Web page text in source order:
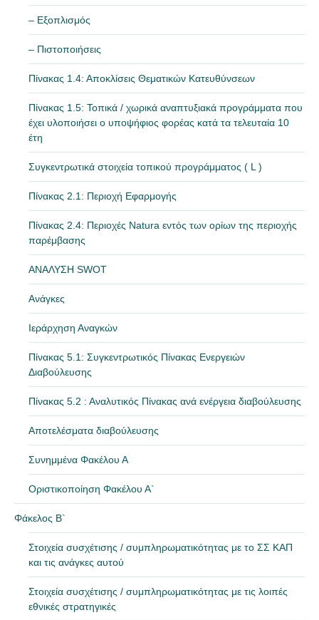
– Εξοπλισμός
– Πιστοποιήσεις
Πίνακας 1.4: Αποκλίσεις Θεματικών Κατευθύνσεων
Πίνακας 1.5: Τοπικά / χωρικά αναπτυξιακά προγράμματα που
έχει υλοποιήσει ο υποψήφιος φορέας κατά τα τελευταία 10
έτη
Συγκεντρωτικά στοιχεία τοπικού προγράμματος ( L )
Πίνακας 2.1: Περιοχή Εφαρμογής
Πίνακας 2.4: Περιοχές Natura εντός των ορίων της περιοχής
παρέμβασης
ΑΝΑΛΥΣΗ SWOT
Ανάγκες
Ιεράρχηση Αναγκών
Πίνακας 5.1: Συγκεντρωτικός Πίνακας Ενεργειών
Διαβούλευσης
Πίνακας 5.2 : Αναλυτικός Πίνακας ανά ενέργεια διαβούλευσης
Αποτελέσματα διαβούλευσης
Συνημμένα Φακέλου Α
Οριστικοποίηση Φακέλου Α`
Φάκελος Β`
Στοιχεία συσχέτισης / συμπληρωματικότητας με το ΣΣ ΚΑΠ
και τις ανάγκες αυτού
Στοιχεία συσχέτισης / συμπληρωματικότητας με τις λοιπές
εθνικές στρατηγικές